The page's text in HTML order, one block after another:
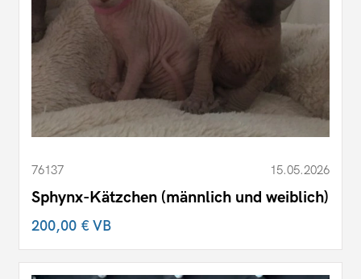
76137 15.05.2026
Sphynx-Kätzchen (männlich und weiblich)
200,00 €VB